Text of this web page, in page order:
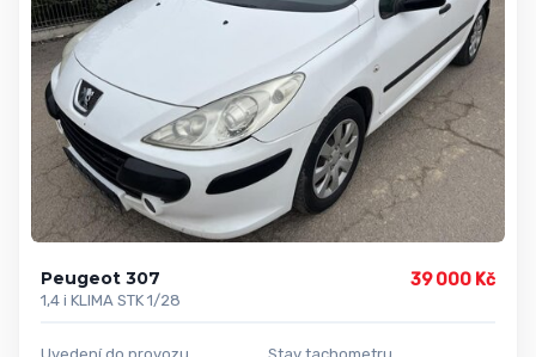
Peugeot 307
1,4 i KLIMA STK 1/28
39 000 Kč